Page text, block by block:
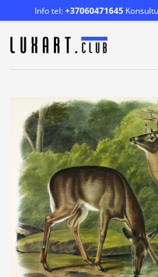
to
content
Info tel:+37060471645